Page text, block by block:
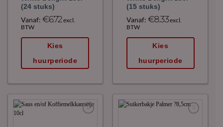
(24 stuks)
Vanaf:€6.72excl.
BTW
Kies
huurperiode
(15 stuks)
Vanaf: €8.33excl.
BTW
Kies
huurperiode